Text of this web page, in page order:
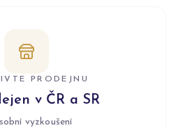
PRODEJNU
v ČR a SR
vyzkoušení